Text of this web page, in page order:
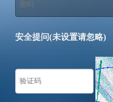
安全提问(未设置请忽略)